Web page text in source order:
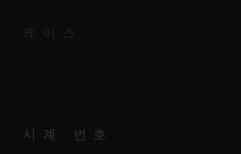
시계 번호